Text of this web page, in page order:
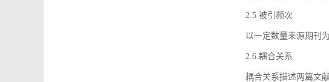
2.5 被引频次
以一定数量来源期刊
2.6 耦合关系
耦合关系描述两篇文